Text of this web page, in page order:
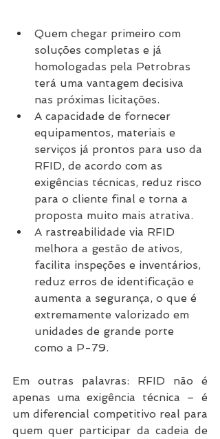
Quem chegar primeiro com
soluções completas e já
homologadas pela Petrobras
terá uma vantagem decisiva
nas próximas licitações.
A capacidade de fornecer
equipamentos, materiais e
serviços já prontos para uso da
RFID, de acordo com as
exigências técnicas, reduz risco
para o cliente final e torna a
proposta muito mais atrativa.
A rastreabilidade via RFID
melhora a gestão de ativos,
facilita inspeções e inventários,
reduz erros de identificação e
aumenta a segurança, o que é
extremamente valorizado em
unidades de grande porte
como a P-79.
Em outras palavras: RFID não é
apenas uma exigência técnica – é
um diferencial competitivo real para